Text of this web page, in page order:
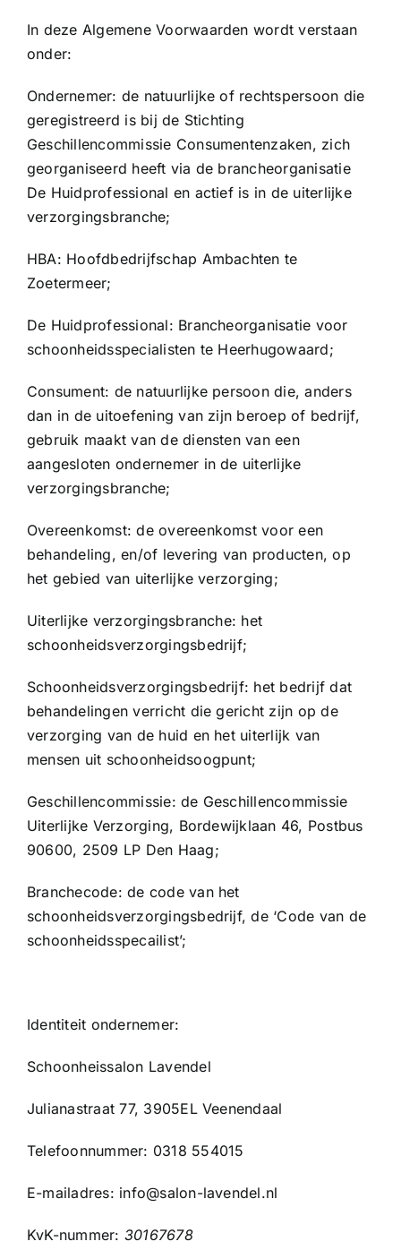
In deze Algemene Voorwaarden wordt verstaan
onder:
Ondernemer: de natuurlijke of rechtspersoon die
geregistreerd is bij de Stichting
Geschillencommissie Consumentenzaken, zich
georganiseerd heeft via de brancheorganisatie
De Huidprofessional en actief is in de uiterlijke
verzorgingsbranche;
HBA: Hoofdbedrijfschap Ambachten te
Zoetermeer;
De Huidprofessional: Brancheorganisatie voor
schoonheidsspecialisten te Heerhugowaard;
Consument: de natuurlijke persoon die, anders
dan in de uitoefening van zijn beroep of bedrijf,
gebruik maakt van de diensten van een
aangesloten ondernemer in de uiterlijke
verzorgingsbranche;
Overeenkomst: de overeenkomst voor een
behandeling, en/of levering van producten, op
het gebied van uiterlijke verzorging;
Uiterlijke verzorgingsbranche: het
schoonheidsverzorgingsbedrijf;
Schoonheidsverzorgingsbedrijf: het bedrijf dat
behandelingen verricht die gericht zijn op de
verzorging van de huid en het uiterlijk van
mensen uit schoonheidsoogpunt;
Geschillencommissie: de Geschillencommissie
Uiterlijke Verzorging, Bordewijklaan 46, Postbus
90600, 2509 LP Den Haag;
Branchecode: de code van het
schoonheidsverzorgingsbedrijf, de ‘Code van de
schoonheidsspecailist’;
Identiteit ondernemer:
Schoonheissalon Lavendel
Julianastraat 77, 3905EL Veenendaal
Telefoonnummer: 0318 554015
E-mailadres: info@salon-lavendel.nl
KvK-nummer: 30167678